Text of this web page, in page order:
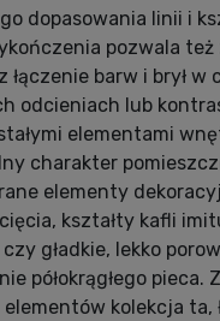
dopasowania linii i
pozwala
łączenie barw i brył w
odcieniach lub
elementami
charakter
elementy
kształty kafli
gładkie, lekko
półokrągłego pieca.
kolekcja ta,